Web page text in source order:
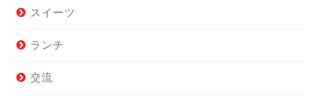
スイーツ
ランチ
交流